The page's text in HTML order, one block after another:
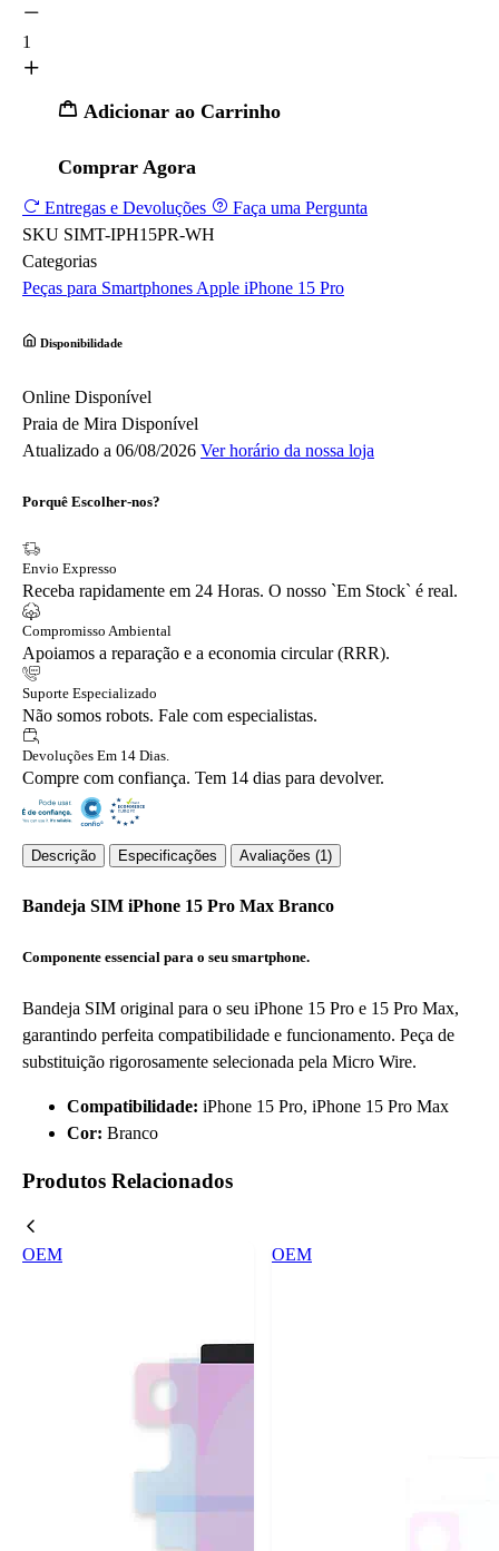
1
Adicionar ao Carrinho
Comprar Agora
Entregas e Devoluções
Faça uma Pergunta
SKU SIMT-IPH15PR-WH
Categorias
Peças para Smartphones Apple iPhone 15 Pro
Disponibilidade
Online Disponível
Praia de Mira Disponível
Atualizado a 06/08/2026 Ver horário da nossa loja
Porquê Escolher-nos?
Envio Expresso
Receba rapidamente em 24 Horas. O nosso `Em Stock` é real.
Compromisso Ambiental
Apoiamos a reparação e a economia circular (RRR).
Suporte Especializado
Não somos robots. Fale com especialistas.
Devoluções Em 14 Dias.
Compre com confiança. Tem 14 dias para devolver.
Descrição Especificações Avaliações (1)
Bandeja SIM iPhone 15 Pro Max Branco
Componente essencial para o seu smartphone.
Bandeja SIM original para o seu iPhone 15 Pro e 15 Pro Max,
garantindo perfeita compatibilidade e funcionamento. Peça de
substituição rigorosamente selecionada pela Micro Wire.
Compatibilidade: iPhone 15 Pro, iPhone 15 Pro Max
Cor: Branco
Produtos Relacionados
OEM OEM